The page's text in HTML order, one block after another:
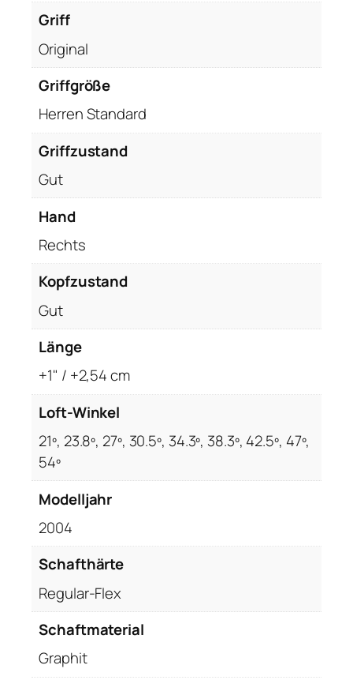
Griff
Original
Griffgröße
Herren Standard
Griffzustand
Gut
Hand
Rechts
Kopfzustand
Gut
Länge
+1" / +2,54 cm
Loft-Winkel
21º, 23.8º, 27º, 30.5º, 34.3º, 38.3º, 42.5º, 47º,
54º
Modelljahr
2004
Schafthärte
Regular-Flex
Schaftmaterial
Graphit